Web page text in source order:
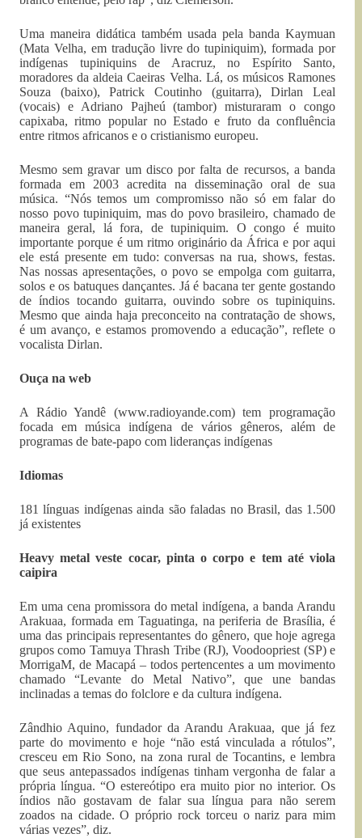
Uma maneira didática também usada pela banda Kaymuan
(Mata Velha, em tradução livre do tupiniquim), formada por
indígenas tupiniquins de Aracruz, no Espírito Santo,
moradores da aldeia Caeiras Velha. Lá, os músicos Ramones
Souza (baixo), Patrick Coutinho (guitarra), Dirlan Leal
(vocais) e Adriano Pajheú (tambor) misturaram o congo
capixaba, ritmo popular no Estado e fruto da confluência
entre ritmos africanos e o cristianismo europeu.
Mesmo sem gravar um disco por falta de recursos, a banda
formada em 2003 acredita na disseminação oral de sua
música. “Nós temos um compromisso não só em falar do
nosso povo tupiniquim, mas do povo brasileiro, chamado de
maneira geral, lá fora, de tupiniquim. O congo é muito
importante porque é um ritmo originário da África e por aqui
ele está presente em tudo: conversas na rua, shows, festas.
Nas nossas apresentações, o povo se empolga com guitarra,
solos e os batuques dançantes. Já é bacana ter gente gostando
de índios tocando guitarra, ouvindo sobre os tupiniquins.
Mesmo que ainda haja preconceito na contratação de shows,
é um avanço, e estamos promovendo a educação”, reflete o
vocalista Dirlan.
Ouça na web
A Rádio Yandê (www.radioyande.com) tem programação
focada em música indígena de vários gêneros, além de
programas de bate-papo com lideranças indígenas
Idiomas
181 línguas indígenas ainda são faladas no Brasil, das 1.500
já existentes
Heavy metal veste cocar, pinta o corpo e tem até viola
caipira
Em uma cena promissora do metal indígena, a banda Arandu
Arakuaa, formada em Taguatinga, na periferia de Brasília, é
uma das principais representantes do gênero, que hoje agrega
grupos como Tamuya Thrash Tribe (RJ), Voodoopriest (SP) e
MorrigaM, de Macapá – todos pertencentes a um movimento
chamado “Levante do Metal Nativo”, que une bandas
inclinadas a temas do folclore e da cultura indígena.
Zândhio Aquino, fundador da Arandu Arakuaa, que já fez
parte do movimento e hoje “não está vinculada a rótulos”,
cresceu em Rio Sono, na zona rural de Tocantins, e lembra
que seus antepassados indígenas tinham vergonha de falar a
própria língua. “O estereótipo era muito pior no interior. Os
índios não gostavam de falar sua língua para não serem
zoados na cidade. O próprio rock torceu o nariz para mim
várias vezes”, diz.